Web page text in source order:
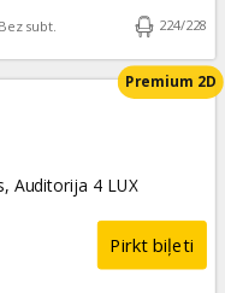
Bez subt. 224/228
Auditorija 4 LUX
Premium 2D
Pirkt biļeti